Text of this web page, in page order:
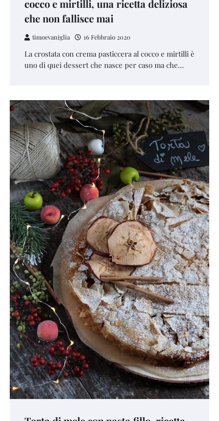
cocco e mirtilli, una ricetta deliziosa
che non fallisce mai
timoevaniglia 16 Febbraio 2020
La crostata con crema pasticcera al cocco e mirtilli è
uno di quei dessert che nasce per caso ma che…